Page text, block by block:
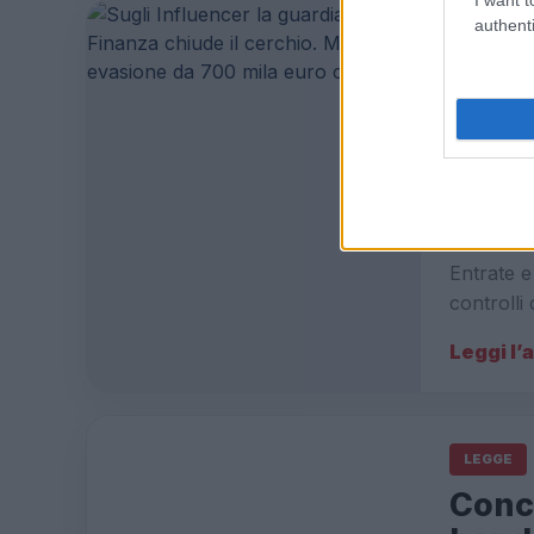
Entrate
controlli
Leggi
LEGGE